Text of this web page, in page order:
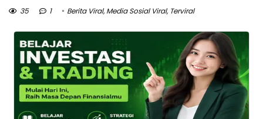
35 1 Berita Viral,Media Sosial Viral, Terviral